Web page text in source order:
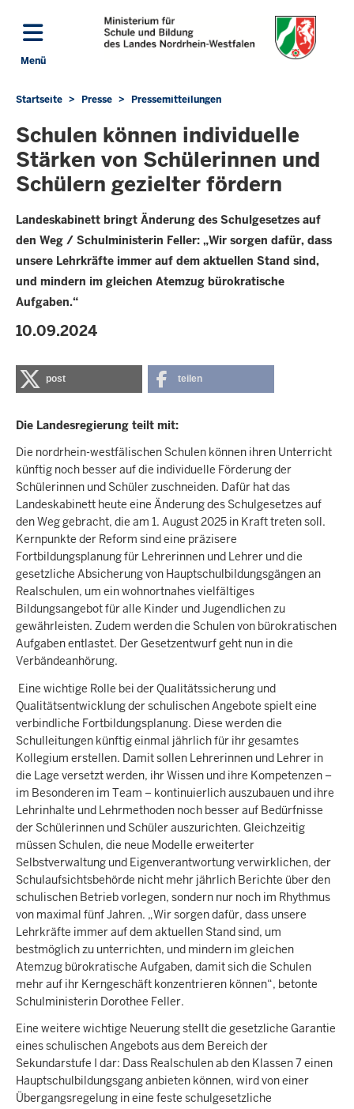
Direkt zum Inhalt
Menü
Sie
sich
hier
Startseite Presse Pressemitteilungen
Schulen können individuelle
Stärken von Schülerinnen und
Schülern gezielter fördern
Landeskabinett bringt Änderung des Schulgesetzes auf
den Weg / Schulministerin Feller: „Wir sorgen dafür, dass
unsere Lehrkräfte immer auf dem aktuellen Stand sind,
und mindern im gleichen Atemzug bürokratische
Aufgaben.“
10.09.2024
post teilen
Die Landesregierung teilt mit:
Die nordrhein-westfälischen Schulen können ihren Unterricht
künftig noch besser auf die individuelle Förderung der
Schülerinnen und Schüler zuschneiden. Dafür hat das
Landeskabinett heute eine Änderung des Schulgesetzes auf
den Weg gebracht, die am 1. August 2025 in Kraft treten soll.
Kernpunkte der Reform sind eine präzisere
Fortbildungsplanung für Lehrerinnen und Lehrer und die
gesetzliche Absicherung von Hauptschulbildungsgängen an
Realschulen, um ein wohnortnahes vielfältiges
Bildungsangebot für alle Kinder und Jugendlichen zu
gewährleisten. Zudem werden die Schulen von bürokratischen
Aufgaben entlastet. Der Gesetzentwurf geht nun in die
Verbändeanhörung.
Eine wichtige Rolle bei der Qualitätssicherung und
Qualitätsentwicklung der schulischen Angebote spielt eine
verbindliche Fortbildungsplanung. Diese werden die
Schulleitungen künftig einmal jährlich für ihr gesamtes
Kollegium erstellen. Damit sollen Lehrerinnen und Lehrer in
die Lage versetzt werden, ihr Wissen und ihre Kompetenzen –
im Besonderen im Team – kontinuierlich auszubauen und ihre
Lehrinhalte und Lehrmethoden noch besser auf Bedürfnisse
der Schülerinnen und Schüler auszurichten. Gleichzeitig
müssen Schulen, die neue Modelle erweiterter
Selbstverwaltung und Eigenverantwortung verwirklichen, der
Schulaufsichtsbehörde nicht mehr jährlich Berichte über den
schulischen Betrieb vorlegen, sondern nur noch im Rhythmus
von maximal fünf Jahren. „Wir sorgen dafür, dass unsere
Lehrkräfte immer auf dem aktuellen Stand sind, um
bestmöglich zu unterrichten, und mindern im gleichen
Atemzug bürokratische Aufgaben, damit sich die Schulen
mehr auf ihr Kerngeschäft konzentrieren können“, betonte
Schulministerin Dorothee Feller.
Eine weitere wichtige Neuerung stellt die gesetzliche Garantie
eines schulischen Angebots aus dem Bereich der
Sekundarstufe I dar: Dass Realschulen ab den Klassen 7 einen
Hauptschulbildungsgang anbieten können, wird von einer
Übergangsregelung in eine feste schulgesetzliche